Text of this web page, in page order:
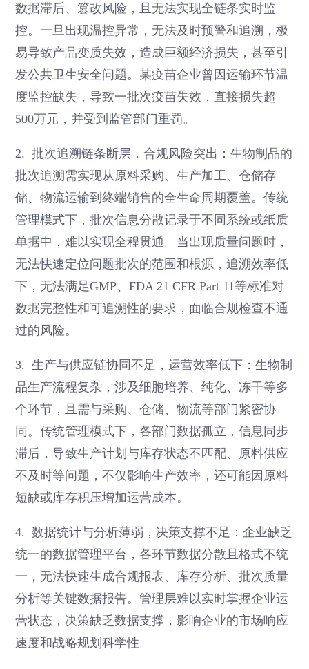
数据滞后、篡改风险，且无法实现全链条实时监
控。一旦出现温控异常，无法及时预警和追溯，极
易导致产品变质失效，造成巨额经济损失，甚至引
发公共卫生安全问题。某疫苗企业曾因运输环节温
度监控缺失，导致一批次疫苗失效，直接损失超
500万元，并受到监管部门重罚。
2. 批次追溯链条断层，合规风险突出：生物制品的
批次追溯需实现从原料采购、生产加工、仓储存
储、物流运输到终端销售的全生命周期覆盖。传统
管理模式下，批次信息分散记录于不同系统或纸质
单据中，难以实现全程贯通。当出现质量问题时，
无法快速定位问题批次的范围和根源，追溯效率低
下，无法满足GMP、FDA 21 CFR Part 11等标准对
数据完整性和可追溯性的要求，面临合规检查不通
过的风险。
3. 生产与供应链协同不足，运营效率低下：生物制
品生产流程复杂，涉及细胞培养、纯化、冻干等多
个环节，且需与采购、仓储、物流等部门紧密协
同。传统管理模式下，各部门数据孤立，信息同步
滞后，导致生产计划与库存状态不匹配、原料供应
不及时等问题，不仅影响生产效率，还可能因原料
短缺或库存积压增加运营成本。
4. 数据统计与分析薄弱，决策支撑不足：企业缺乏
统一的数据管理平台，各环节数据分散且格式不统
一，无法快速生成合规报表、库存分析、批次质量
分析等关键数据报告。管理层难以实时掌握企业运
营状态，决策缺乏数据支撑，影响企业的市场响应
速度和战略规划科学性。